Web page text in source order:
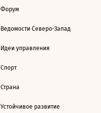
Форум
Ведомости Северо-Запад
Идеи управления
Спорт
Страна
Устойчивое развитие